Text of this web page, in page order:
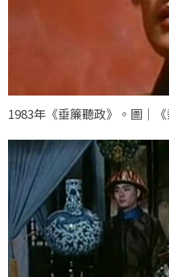
1983年《垂簾聽政》。圖｜